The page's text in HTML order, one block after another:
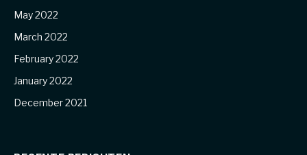
May 2022
March 2022
February 2022
January 2022
December 2021